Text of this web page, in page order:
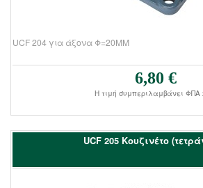
UCF 204 για άξονα Φ=20ΜΜ
6,80 €
Η τιμή συμπεριλαμβάνει ΦΠΑ
UCF 205 Kουζινέτο